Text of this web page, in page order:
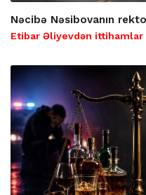
Nəcibə Nəsibovanın
Etibar Əliyevdən ittihamlar